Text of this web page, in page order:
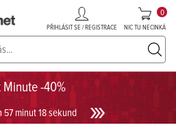
Minute -40%
57 minut 18 sekund
PŘIHLÁSIT SE / REGISTRACE NIC TU NECINKÁ
0
do -30%!UKÁZAT PROSECCO